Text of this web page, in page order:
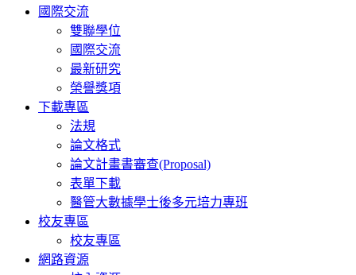
國際交流
雙聯學位
國際交流
最新研究
榮譽獎項
下載專區
法規
論文格式
論文計畫書審查(Proposal)
表單下載
醫管大數據學士後多元培力專班
校友專區
校友專區
網路資源